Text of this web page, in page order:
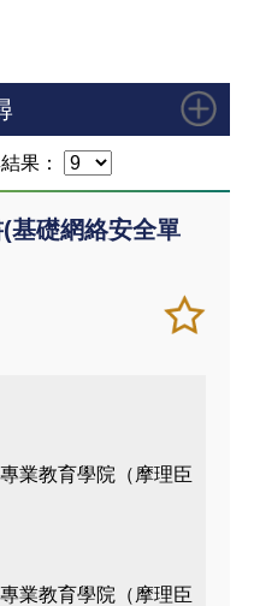
果：
基礎網絡安全單
加
入/
儲存
課程
業教育學院（摩理臣
業教育學院（摩理臣